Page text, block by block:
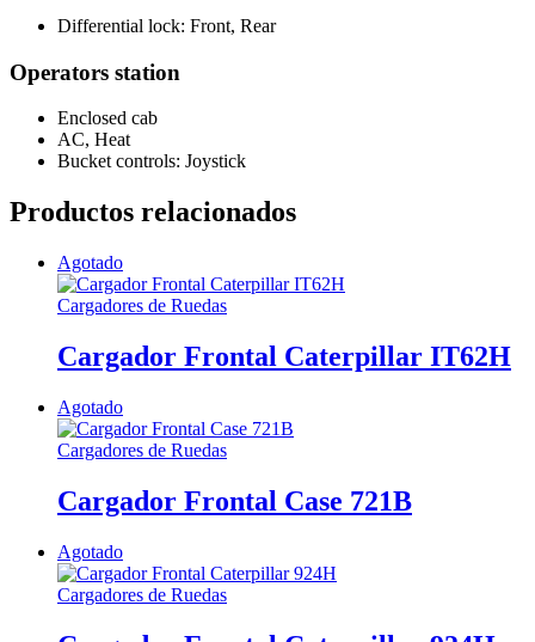
Differential lock: Front, Rear
Operators station
Enclosed cab
AC, Heat
Bucket controls: Joystick
Productos relacionados
Agotado
Cargadores de Ruedas
Cargador Frontal Caterpillar IT62H
Agotado
Cargadores de Ruedas
Cargador Frontal Case 721B
Agotado
Cargadores de Ruedas